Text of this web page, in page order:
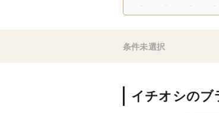
条件未選択
イチオシのブ